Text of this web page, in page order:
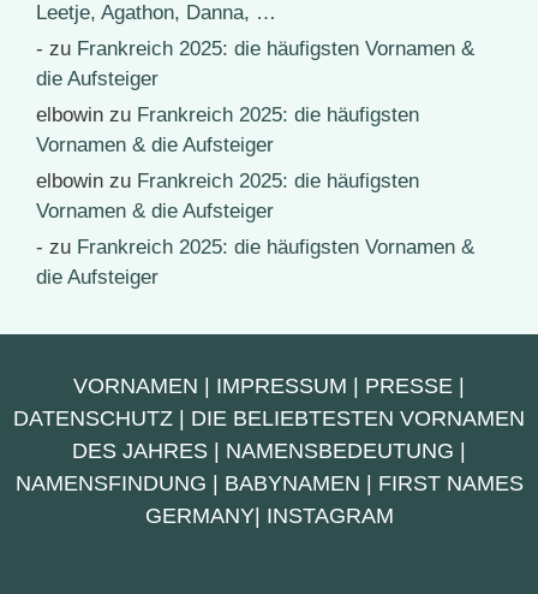
Leetje, Agathon, Danna, …
- zu Frankreich 2025: die häufigsten Vornamen &
die Aufsteiger
elbowin zu Frankreich 2025: die häufigsten
Vornamen & die Aufsteiger
elbowin zu Frankreich 2025: die häufigsten
Vornamen & die Aufsteiger
- zu Frankreich 2025: die häufigsten Vornamen &
die Aufsteiger
VORNAMEN IMPRESSUM PRESSE
DATENSCHUTZ
DIE BELIEBTESTEN VORNAMEN
DES JAHRES
NAMENSBEDEUTUNG
NAMENSFINDUNG
BABYNAMEN
FIRST NAMES
GERMANY| INSTAGRAM